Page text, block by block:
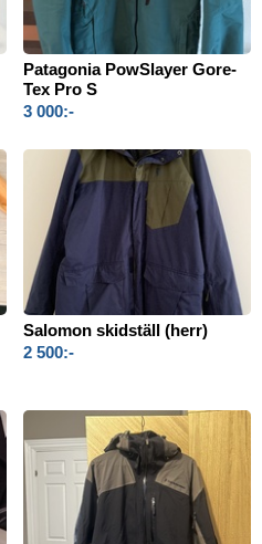
Patagonia PowSlayer Gore-
Tex Pro S
3 000:-
Salomon skidställ (herr)
2 500:-